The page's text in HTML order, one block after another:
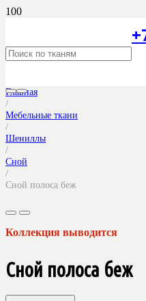
Главная
/
Мебельные ткани
/
Шениллы
/
Сной
/
Сной полоса беж
Коллекция выводится
Сной полоса беж